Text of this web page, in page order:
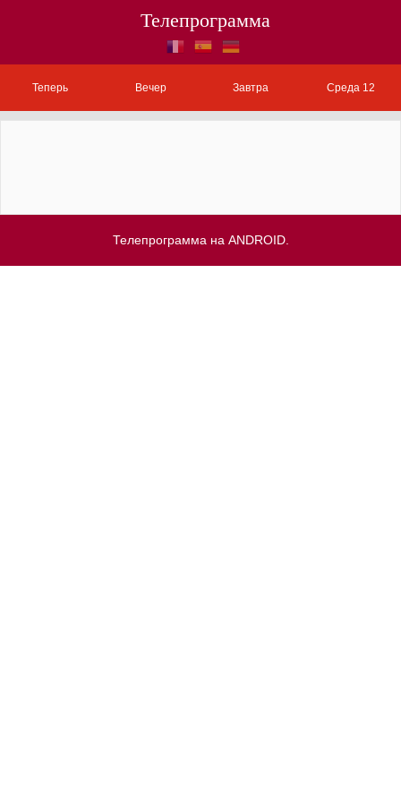
Телепрограмма
Теперь Вечер Завтра Среда 12
Телепрограмма на ANDROID.